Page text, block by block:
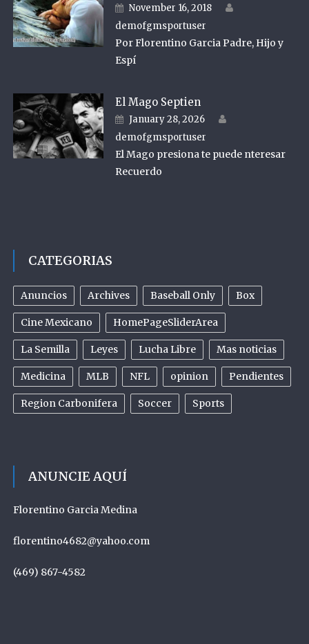
Posted on
November 16, 2018
demofgmsportuser
Por Florentino Garcia Padre, Hijo y
Espí
El Mago Septien
Posted on
January 28, 2026
demofgmsportuser
El Mago presiona te puede nteresar
Recuerdo
CATEGORIAS
Anuncios Archives Baseball Only Box
Cine Mexicano HomePageSliderArea
La Semilla Leyes Lucha Libre Mas noticias
Medicina MLB NFL opinion Pendientes
Region Carbonifera Soccer Sports
ANUNCIE AQUÍ
Florentino Garcia Medina
florentino4682@yahoo.com
(469) 867-4582